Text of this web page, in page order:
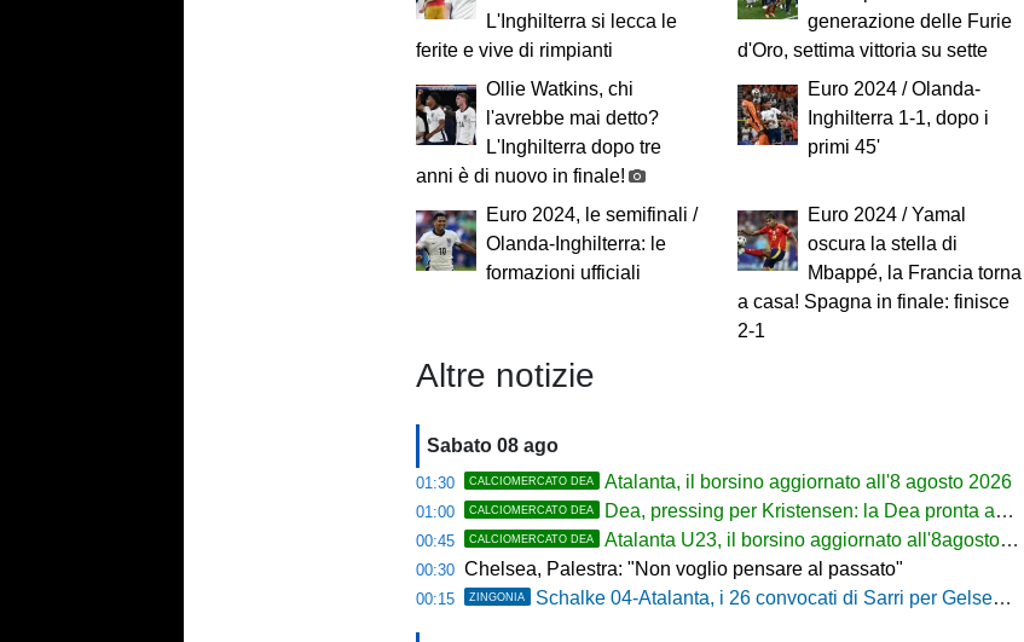
L'Inghilterra si lecca le
ferite e vive di rimpianti
generazione delle Furie
d'Oro, settima vittoria su sette
Ollie Watkins, chi
l'avrebbe mai detto?
L'Inghilterra dopo tre
anni è di nuovo in finale!
Euro 2024 / Olanda-
Inghilterra 1-1, dopo i
primi 45'
Euro 2024, le semifinali /
Olanda-Inghilterra: le
formazioni ufficiali
Euro 2024 / Yamal
oscura la stella di
Mbappé, la Francia torna
a casa! Spagna in finale: finisce
2-1
Altre notizie
Sabato 08 ago
01:30 CALCIOMERCATO DEA Atalanta, il borsino aggiornato all'8 agosto 2026
01:00 CALCIOMERCATO DEA Dea, pressing per Kristensen: la Dea pronta ad alzare l'offerta all'Udinese
00:45 CALCIOMERCATO DEA Atalanta U23, il borsino aggiornato all'8agosto 2026. Cantiere aperto per Beati
00:30 Chelsea, Palestra: "Non voglio pensare al passato"
00:15 ZINGONIA Schalke 04-Atalanta, i 26 convocati di Sarri per Gelsenkirchen